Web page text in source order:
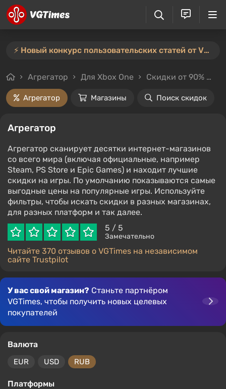
⚡️ Новый конкурс пользовательских статей от VGTimes — участвуйте тут ⚡️
Агрегатор Для Xbox One Скидки от 90%
Агрегатор Магазины Поиск скидок
Агрегатор
Агрегатор сканирует десятки интернет-магазинов
со всего мира (включая официальные, например
Steam, PS Store и Epic Games) и находит лучшие
скидки на игры. По умолчанию показываются самые
выгодные цены на популярные игры. Используйте
фильтры, чтобы искать скидки в разных магазинах,
для разных платформ и так далее.
5 / 5
Замечательно
Читайте 370 отзывов о VGTimes на независимом
сайте Trustpilot
У вас свой магазин? Станьте партнёром
VGTimes, чтобы получить новых целевых
покупателей
Валюта
EUR USD RUB
Платформы